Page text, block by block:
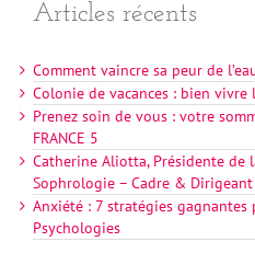
Articles récents
Comment vaincre sa peur de
Colonie de vacances : bien vivre
Prenez soin de vous : votre
FRANCE 5
Catherine Aliotta, Présidente de
Sophrologie – Cadre &
Anxiété : 7 stratégies
Psychologies